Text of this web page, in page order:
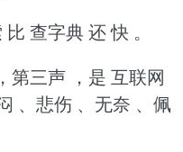
查字典 还 快 。
第三声 ，是 互联网
、悲伤 、无奈 、佩